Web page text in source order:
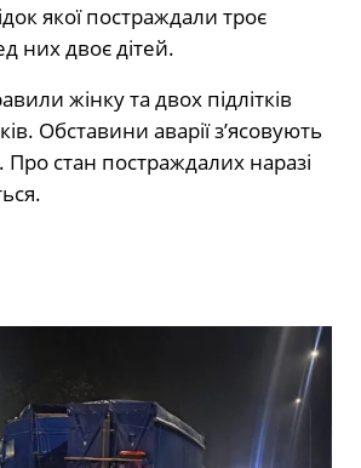
якої постраждали троє
них двоє дітей.
жінку та двох підлітків
Обставини аварії з’ясовують
стан постраждалих наразі